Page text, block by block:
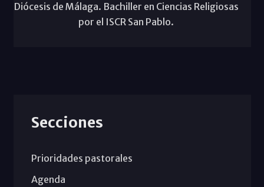
Diócesis de Málaga. Bachiller en Ciencias Religiosas
por el ISCR San Pablo.
Secciones
Prioridades pastorales
Agenda